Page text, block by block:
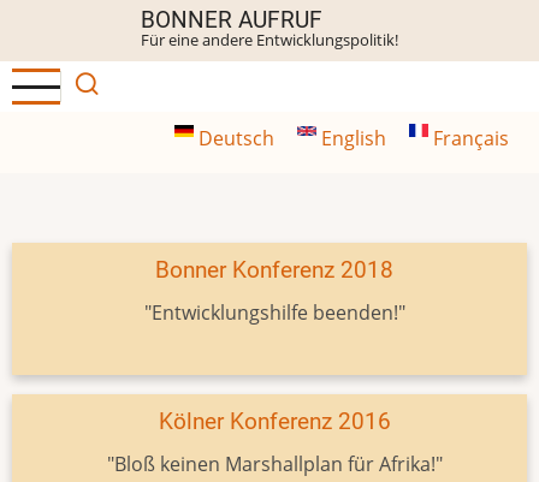
Inhalt
BONNER AUFRUF
Für eine andere Entwicklungspolitik!
Deutsch English Français
Bonner Konferenz 2018
"Entwicklungshilfe beenden!"
Kölner Konferenz 2016
"Bloß keinen Marshallplan für Afrika!"